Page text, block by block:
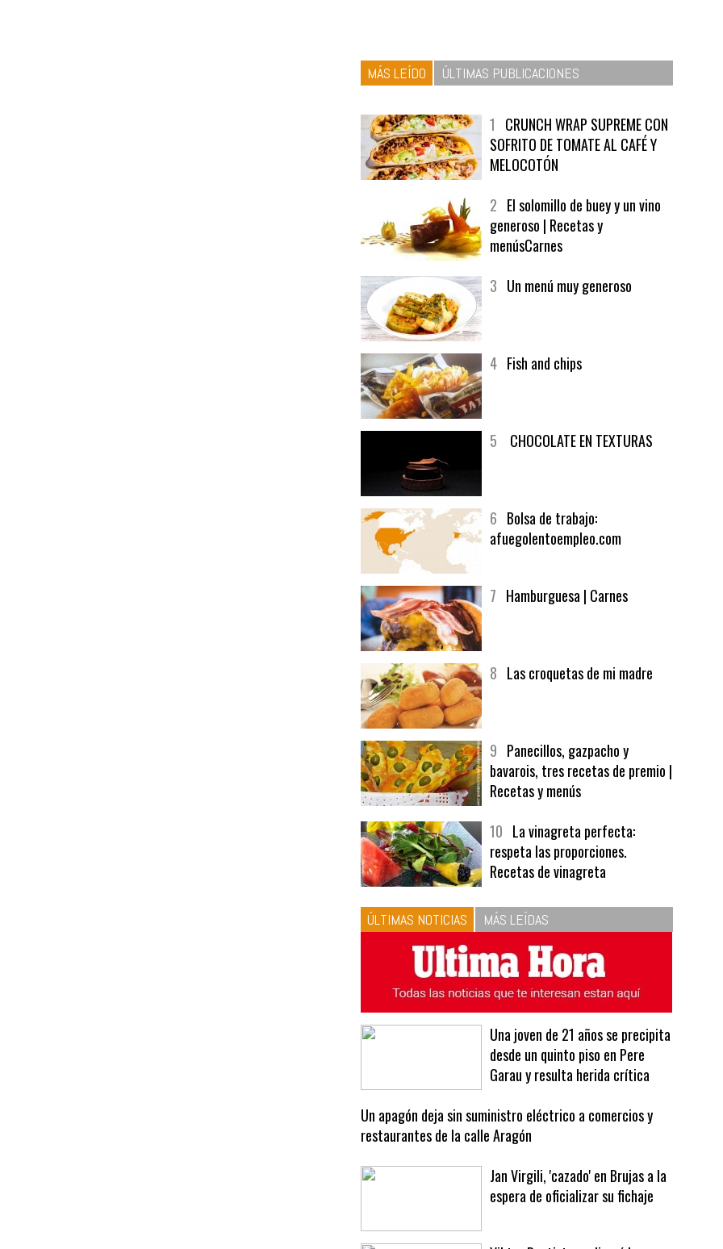
MÁS LEÍDO ÚLTIMAS PUBLICACIONES
SOFRITO DE TOMATE AL CAFÉ Y
MELOCOTÓN
generoso | Recetas y
afuegolentoempleo.com
bavarois, tres recetas de premio |
Recetas y menús
respeta las proporciones.
Recetas de vinagreta
ÚLTIMAS NOTICIAS MÁS LEÍDAS
desde un quinto piso en Pere
Garau y resulta herida crítica
Un apagón deja sin suministro eléctrico a comercios y
restaurantes de la calle Aragón